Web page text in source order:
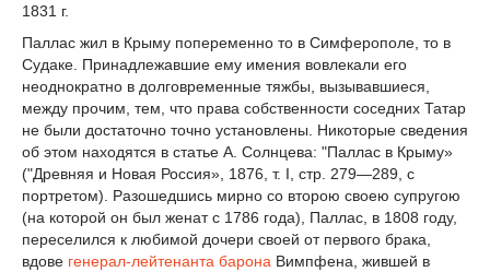
1831 г.
Паллас жил в Крыму попеременно то в Симферополе, то в
Судаке. Принадлежавшие ему имения вовлекали его
неоднократно в долговременные тяжбы, вызывавшиеся,
между прочим, тем, что права собственности соседних Татар
не были достаточно точно установлены. Никоторые сведения
об этом находятся в статье А. Солнцева: "Паллас в Крыму»
("Древняя и Новая Россия», 1876, т. I, стр. 279—289, с
портретом). Разошедшись мирно со второю своею супругою
(на которой он был женат с 1786 года), Паллас, в 1808 году,
переселился к любимой дочери своей от первого брака,
вдове генерал-лейтенанта барона Вимпфена, жившей в